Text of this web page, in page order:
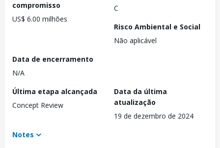
compromisso
US$ 6.00 milhões
C
Risco Ambiental e Social
Não aplicável
Data de encerramento
N/A
Última etapa alcançada
Concept Review
Data da última
atualização
19 de dezembro de 2024
Notes